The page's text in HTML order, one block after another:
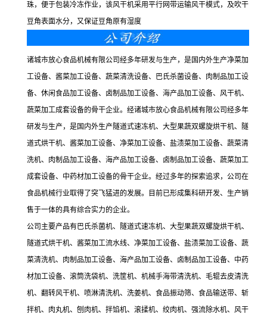
珠，便于包装冷冻作业，该风干机采用平行网带运输风干模式，及吹干
豆角表面水分，又保证豆角原有湿度
诸城市放心食品机械有限公司经多年研发与生产，是国内外生产净菜加
工设备、酱菜加工设备、蔬菜清洗设备、巴氏杀菌设备、肉制品加工设
备、休闲食品加工设备、卤制品加工设备、海产品加工设备、风干机、
蔬菜加工成套设备的骨干企业。经诸城市放心食品机械有限公司经多年
研发与生产，是国内外生产隧道式速冻机、大型果蔬双螺旋烘干机、隧
道式烘干机、酱菜加工设备、净菜加工设备、盐渍菜加工设备、蔬菜清
洗机、肉制品加工设备、海产品加工设备、卤制品加工设备、蔬菜加工
成套设备、中药材加工设备的骨干企业。经过多年的探索追求，公司在
食品机械行业取得了突飞猛进的发展。目前已形成集科研开发、生产销
售于一体的具有综合实力的企业。
公司主要产品有巴氏杀菌机、隧道式速冻机、大型果蔬双螺旋烘干机、
隧道式烘干机、酱菜加工流水线、净菜加工设备、盐渍菜加工设备、蔬
菜清洗机、肉制品加工设备、海产品加工设备、卤制品加工设备、中药
材加工设备、滚筒洗袋机、洗筐机、机械手海带清洗机、毛辊去皮清洗
机、翻转风干机、喷淋清洗机、洗姜机、食品振动筛、食品输送带、斩
拌机、肉丸机、刨肉机、拌馅机、滚揉机、绞肉机、强流除水机、风干